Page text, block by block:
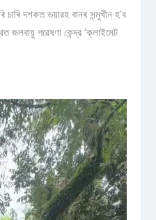
দশকত ভয়াৱহ বানৰ সন্মুখীন হ'ব
জলবায়ু গৱেষণা কেন্দ্র 'ক্লাইমেট